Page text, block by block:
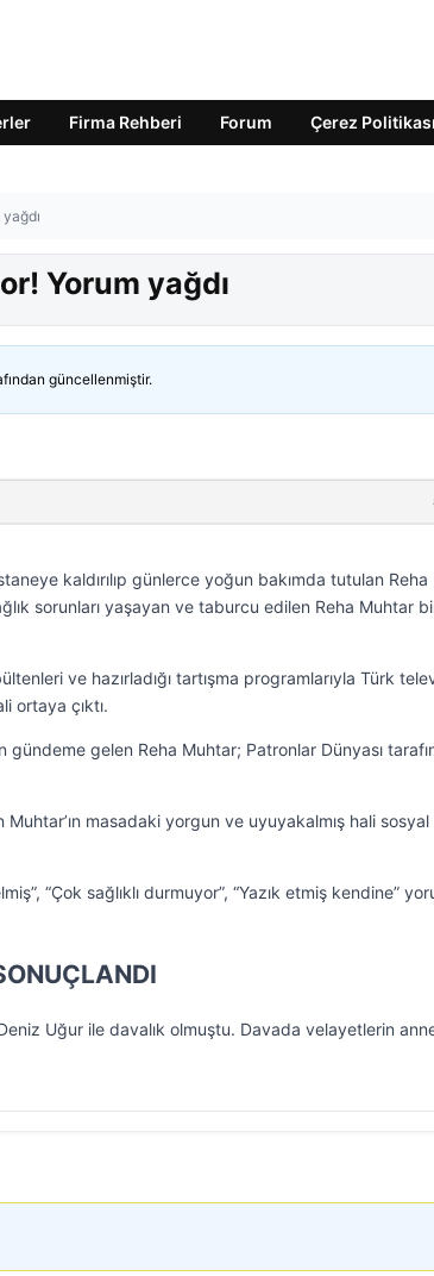
Firma Rehberi Forum Çerez Politikası
Yorum yağdı
güncellenmiştir.
kaldırılıp günlerce yoğun bakımda tutulan Reha
sorunları yaşayan ve taburcu edilen Reha Muhtar
ve hazırladığı tartışma programlarıyla Türk
ortaya çıktı.
gelen Reha Muhtar; Patronlar Dünyası
masadaki yorgun ve uyuyakalmış hali sosyal
“Çok sağlıklı durmuyor”, “Yazık etmiş kendine”
Uğur ile davalık olmuştu. Davada velayetlerin